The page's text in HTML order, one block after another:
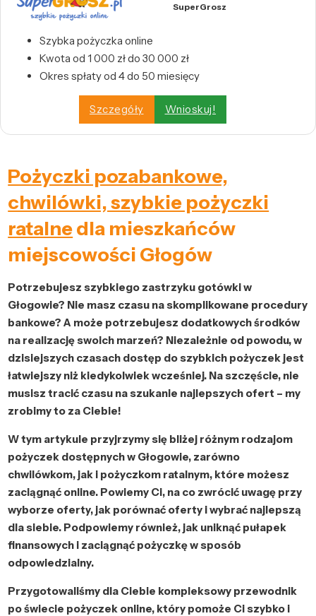
SuperGrosz
Szybka pożyczka online
Kwota od 1 000 zł do 30 000 zł
Okres spłaty od 4 do 50 miesięcy
Szczegóły Wnioskuj!
Pożyczki pozabankowe,
chwilówki, szybkie pożyczki
ratalnedla mieszkańców
miejscowości Głogów
Potrzebujesz szybkiego zastrzyku gotówki w
Głogowie? Nie masz czasu na skomplikowane procedury
bankowe? A może potrzebujesz dodatkowych środków
na realizację swoich marzeń? Niezależnie od powodu, w
dzisiejszych czasach dostęp do szybkich pożyczek jest
łatwiejszy niż kiedykolwiek wcześniej. Na szczęście, nie
musisz tracić czasu na szukanie najlepszych ofert – my
zrobimy to za Ciebie!
W tym artykule przyjrzymy się bliżej różnym rodzajom
pożyczek dostępnych w Głogowie, zarówno
chwilówkom, jak i pożyczkom ratalnym, które możesz
zaciągnąć online. Powiemy Ci, na co zwrócić uwagę przy
wyborze oferty, jak porównać oferty i wybrać najlepszą
dla siebie. Podpowiemy również, jak uniknąć pułapek
finansowych i zaciągnąć pożyczkę w sposób
odpowiedzialny.
Przygotowaliśmy dla Ciebie kompleksowy przewodnik
po świecie pożyczek online, który pomoże Ci szybko i